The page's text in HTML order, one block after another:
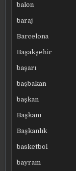
balon
baraj
Barcelona
Başakşehir
başarı
başbakan
başkan
Başkanı
Başkanlık
basketbol
bayram